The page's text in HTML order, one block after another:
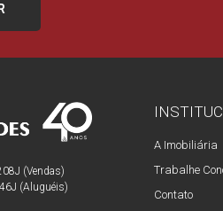
(Vendas)
(Aluguéis)
A Imobiliária
Trabalhe
Contato